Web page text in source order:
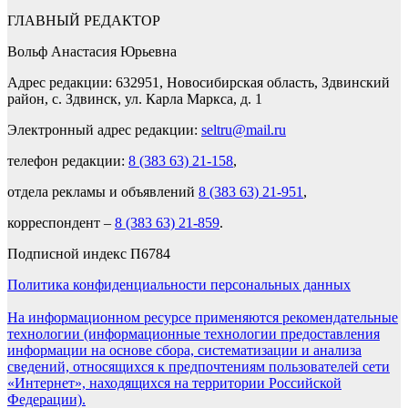
ГЛАВНЫЙ РЕДАКТОР
Вольф Анастасия Юрьевна
Адрес редакции: 632951, Новосибирская область, Здвинский
район, с. Здвинск, ул. Карла Маркса, д. 1
Электронный адрес редакции: seltru@mail.ru
телефон редакции: 8 (383 63) 21-158,
отдела рекламы и объявлений 8 (383 63) 21-951 ,
корреспондент – 8 (383 63) 21-859.
Подписной индекс П6784
Политика конфиденциальности персональных данных
На информационном ресурсе применяются рекомендательные
технологии (информационные технологии предоставления
информации на основе сбора, систематизации и анализа
сведений, относящихся к предпочтениям пользователей сети
«Интернет», находящихся на территории Российской
Федерации).